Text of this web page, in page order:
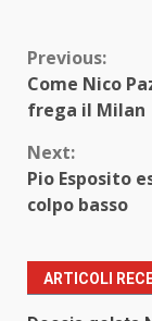
Continue
Reading
Previous:
Come Nico
frega il Milan
Next:
Pio Esposito
colpo basso
ARTICOLI